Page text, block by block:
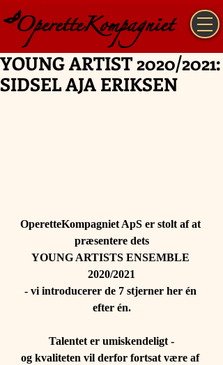
YOUNG ARTIST 2020/2021:
SIDSEL AJA ERIKSEN
OperetteKompagniet ApS er stolt af at
præsentere dets
YOUNG ARTISTS ENSEMBLE
2020/2021
- vi introducerer de 7 stjerner her én
efter én.
Talentet er umiskendeligt -
og kvaliteten vil derfor fortsat være af